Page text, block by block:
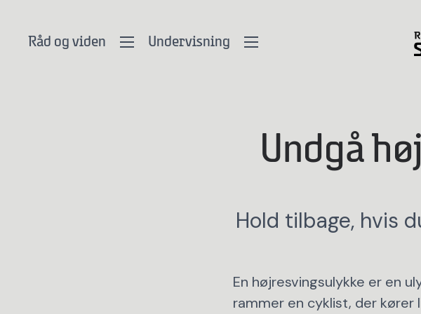
Råd og viden Undervisning
Undgå
Hold tilbage, hvis
En højresvingsulykke er en
rammer en cyklist, der kører